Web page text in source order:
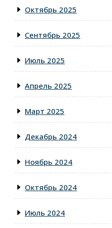
Октябрь 2025
Сентябрь 2025
Июль 2025
Апрель 2025
Март 2025
Декабрь 2024
Ноябрь 2024
Октябрь 2024
Июль 2024